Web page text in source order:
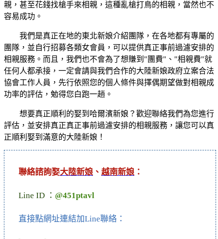
親，甚至花錢找槍手來相親，這種亂槍打鳥的相親，當然也不
容易成功。
我們是真正在地的東北新娘介紹團隊，在各地都有專屬的
團隊，並自行招募各類女會員，可以提供真正事前過濾安排的
相親服務。而且，我們也不會為了想賺到"團費"、"相親費"就
任何人都承接，一定會請與我們合作的大陸新娘政府立案合法
協會工作人員，先行依照您的個人條件與擇偶期望做對相親成
功率的評估，勉得您白跑一趟。
想要真正順利的娶到哈爾濱新娘？歡迎聯絡我們為您進行
評估，並安排真正真正事前過濾安排的相親服務，讓您可以真
正順利娶到滿意的大陸新娘！
聯絡諮詢娶大陸新娘 、 越南新娘 ：
Line ID ： @451ptavl
直接點網址連結加Line聯絡：